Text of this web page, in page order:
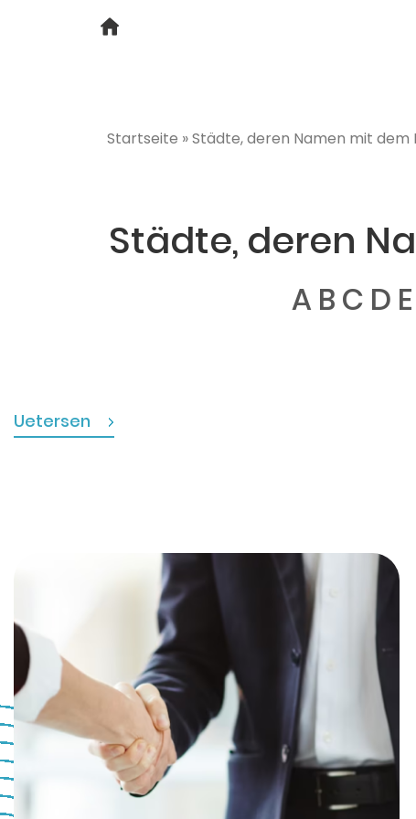
Startseite »Städte, deren Namen mit dem
Städte, deren
A B C D E
Uetersen